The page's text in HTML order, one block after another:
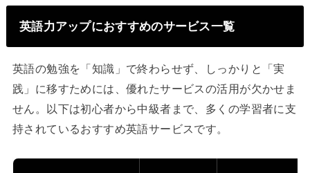
英語力アップにおすすめのサービス一覧
英語の勉強を「知識」で終わらせず、しっかりと「実
践」に移すためには、優れたサービスの活用が欠かせま
せん。以下は初心者から中級者まで、多くの学習者に支
持されているおすすめ英語サービスです。